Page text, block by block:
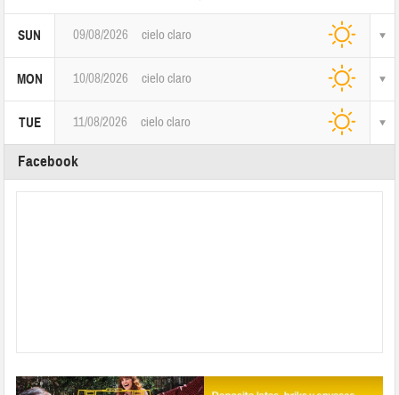
SUN 09/08/2026 cielo claro
MON 10/08/2026 cielo claro
TUE 11/08/2026 cielo claro
Facebook